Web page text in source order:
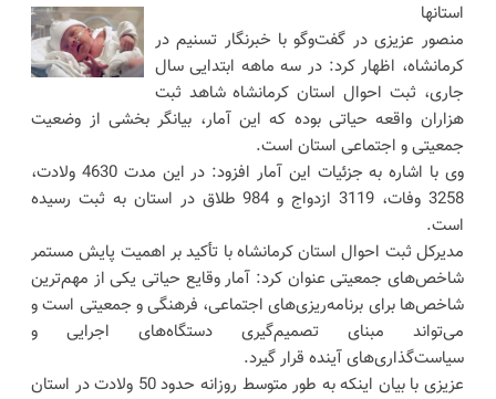
استانها
منصور عزیزی در گفت‌وگو با خبرنگار تسنیم در
کرمانشاه، اظهار کرد: در سه ماهه ابتدایی سال
جاری، ثبت احوال استان کرمانشاه شاهد ثبت
هزاران واقعه حیاتی بوده که این آمار، بیانگر بخشی از وضعیت
جمعیتی و اجتماعی استان است.
وی با اشاره به جزئیات این آمار افزود: در این مدت 4630 ولادت،
3258 وفات، 3119 ازدواج و 984 طلاق در استان به ثبت رسیده
است.
مدیرکل ثبت احوال استان کرمانشاه با تأکید بر اهمیت پایش مستمر
شاخص‌های جمعیتی عنوان کرد: آمار وقایع حیاتی یکی از مهم‌ترین
شاخص‌ها برای برنامه‌ریزی‌های اجتماعی، فرهنگی و جمعیتی است و
می‌تواند مبنای تصمیم‌گیری دستگاه‌های اجرایی و
سیاست‌گذاری‌های آینده قرار گیرد.
عزیزی با بیان اینکه به طور متوسط روزانه حدود 50 ولادت در استان